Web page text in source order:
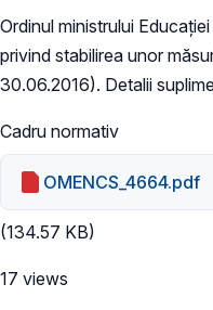
Ordinul ministrului
privind stabilirea unor
30.06.2016). Detalii
Cadru normativ
OMENCS_4664.pdf
(134.57 KB)
17 views